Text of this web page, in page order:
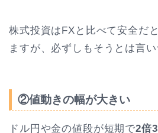
株式投資はFXと比べて安全だ
ますが、必ずしもそうとは言い
②値動きの幅が大きい
ドル円や金の値段が短期で2倍